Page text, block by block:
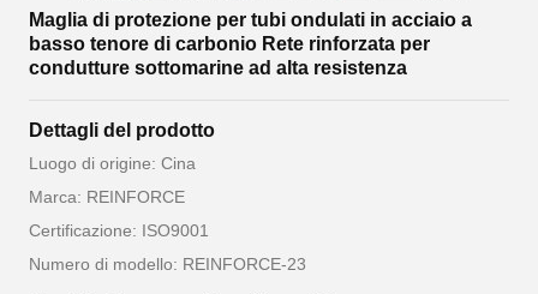
Maglia di protezione per tubi ondulati in acciaio a
basso tenore di carbonio Rete rinforzata per
condutture sottomarine ad alta resistenza
Dettagli del prodotto
Luogo di origine: Cina
Marca: REINFORCE
Certificazione: ISO9001
Numero di modello: REINFORCE-23